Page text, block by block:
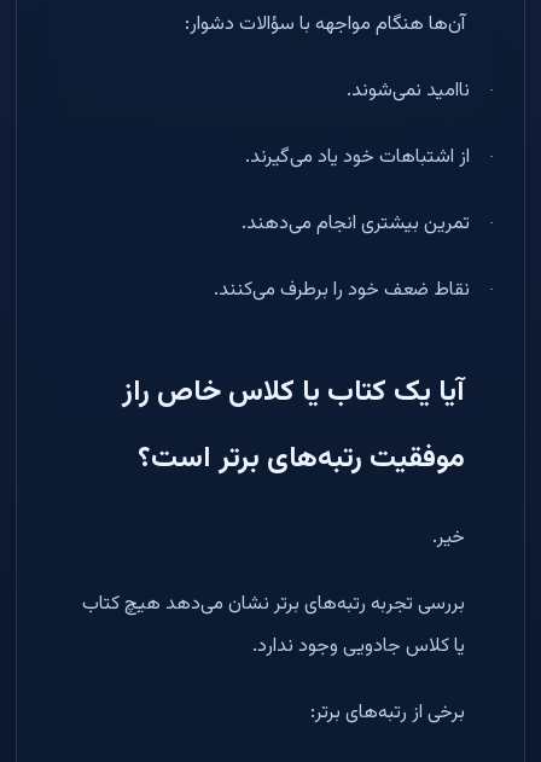
آن‌ها هنگام مواجهه با سؤالات دشوار:
· ناامید نمی‌شوند.
· از اشتباهات خود یاد می‌گیرند.
· تمرین بیشتری انجام می‌دهند.
· نقاط ضعف خود را برطرف می‌کنند.
آیا یک کتاب یا کلاس خاص راز
موفقیت رتبه‌های برتر است؟
خیر.
بررسی تجربه رتبه‌های برتر نشان می‌دهد هیچ کتاب
یا کلاس جادویی وجود ندارد.
برخی از رتبه‌های برتر: